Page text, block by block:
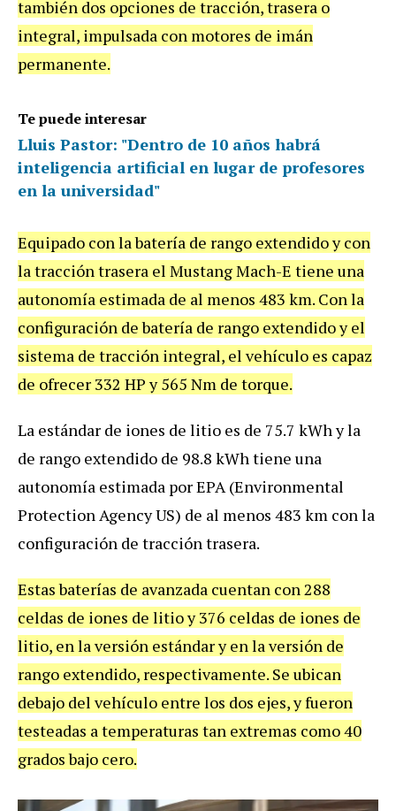
también dos opciones de tracción, trasera o
integral, impulsada con motores de imán
permanente.
Te puede interesar
Lluis Pastor: "Dentro de 10 años habrá
inteligencia artificial en lugar de profesores
en la universidad"
Equipado con la batería de rango extendido y con
la tracción trasera el Mustang Mach-E tiene una
autonomía estimada de al menos 483 km. Con la
configuración de batería de rango extendido y el
sistema de tracción integral, el vehículo es capaz
de ofrecer 332 HP y 565 Nm de torque.
La estándar de iones de litio es de 75.7 kWh y la
de rango extendido de 98.8 kWh tiene una
autonomía estimada por EPA (Environmental
Protection Agency US) de al menos 483 km con la
configuración de tracción trasera.
Estas baterías de avanzada cuentan con 288
celdas de iones de litio y 376 celdas de iones de
litio, en la versión estándar y en la versión de
rango extendido, respectivamente. Se ubican
debajo del vehículo entre los dos ejes, y fueron
testeadas a temperaturas tan extremas como 40
grados bajo cero.